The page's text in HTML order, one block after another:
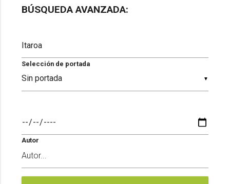
BÚSQUEDA AVANZADA:
▼
Selección de portada
Autor